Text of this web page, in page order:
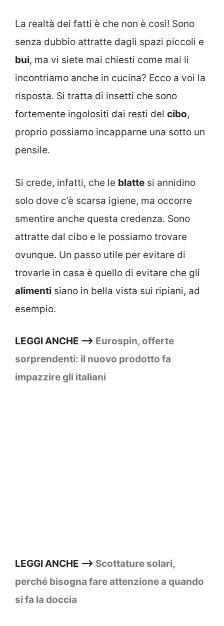
La realtà dei fatti è che non è così! Sono
senza dubbio attratte dagli spazi piccoli e
bui, ma vi siete mai chiesti come mai li
incontriamo anche in cucina? Ecco a voi la
risposta. Si tratta di insetti che sono
fortemente ingolositi dai resti del cibo,
proprio possiamo incapparne una sotto un
pensile.
Si crede, infatti, che le blatte si annidino
solo dove c’è scarsa igiene, ma occorre
smentire anche questa credenza. Sono
attratte dal cibo e le possiamo trovare
ovunque. Un passo utile per evitare di
trovarle in casa è quello di evitare che gli
alimenti siano in bella vista sui ripiani, ad
esempio.
LEGGI ANCHE –> Eurospin, offerte
sorprendenti: il nuovo prodotto fa
impazzire gli italiani
LEGGI ANCHE –> Scottature solari,
perché bisogna fare attenzione a quando
si fa la doccia